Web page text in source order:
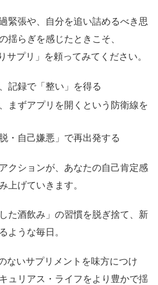
緊張や、自分を追い詰めるべき思
揺らぎを感じたときこそ、
プリ」を頼ってみてください。
記録で「整い」を得る
まずアプリを開くという防衛線を
・自己嫌悪」で再出発する
クションが、あなたの自己肯定感
上げていきます。
た酒飲み」の習慣を脱ぎ捨て、新
ような毎日。
ないサプリメントを味方につけ
ュリアス・ライフをより豊かで揺